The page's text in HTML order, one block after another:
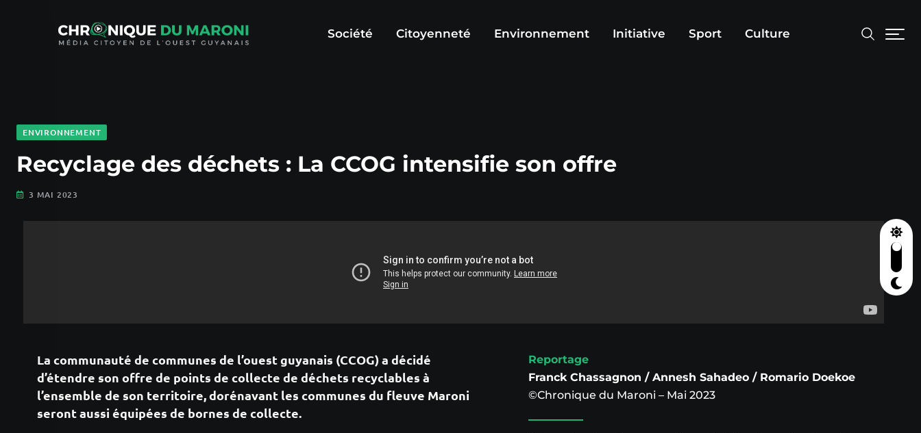
Société Citoyenneté Environnement Initiative Sport Culture
ENVIRONNEMENT
Recyclage des déchets : La CCOG intensifie son offre
3 MAI 2023
La communauté de communes de l’ouest guyanais (CCOG) a décidé
d’étendre son offre de points de collecte de déchets recyclables à
l’ensemble de son territoire, dorénavant les communes du fleuve Maroni
seront aussi équipées de bornes de collecte.
Reportage
Franck Chassagnon / Annesh Sahadeo / Romario Doekoe
©Chronique du Maroni – Mai 2023